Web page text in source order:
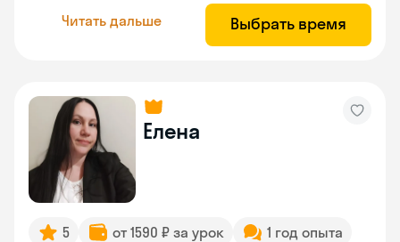
Читать дальше Выбрать время
Елена
5 от 1590 ₽ за урок 1 год опыта